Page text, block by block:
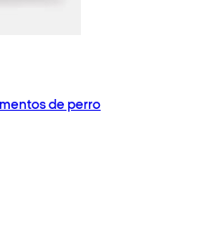
de perro